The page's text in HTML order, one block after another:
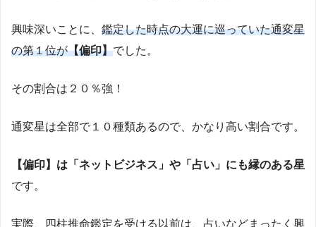
興味深いことに、 鑑定した時点の大運に巡っていた通変星
の第１位が【偏印】でした。
その割合は２０％強！
通変星は全部で１０種類あるので、かなり高い割合です。
【偏印】は「ネットビジネス」や「占い」にも縁のある星
です。
実際、四柱推命鑑定を受ける以前は、占いなどまったく興